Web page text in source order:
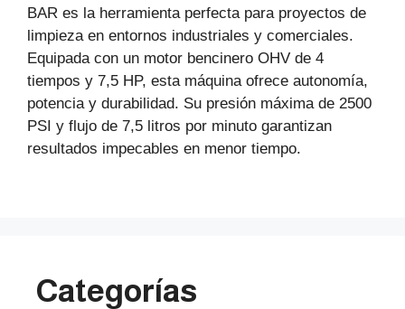
BAR es la herramienta perfecta para proyectos de
limpieza en entornos industriales y comerciales.
Equipada con un motor bencinero OHV de 4
tiempos y 7,5 HP, esta máquina ofrece autonomía,
potencia y durabilidad. Su presión máxima de 2500
PSI y flujo de 7,5 litros por minuto garantizan
resultados impecables en menor tiempo.
Categorías